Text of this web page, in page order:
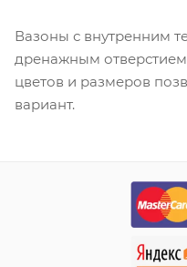
Вазоны с внутренним
дренажным
цветов и размеров
вариант.